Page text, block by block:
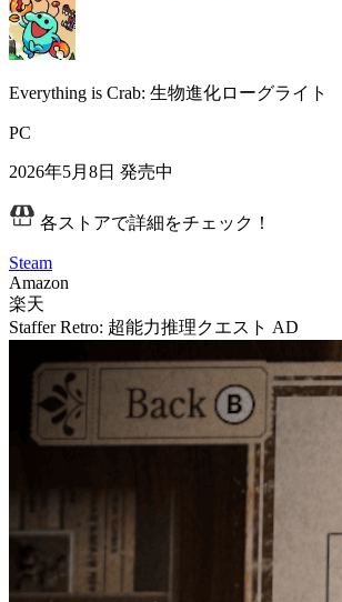
Everything is Crab: 生物進化ローグライト
PC
2026年5月8日 発売中
各ストアで詳細をチェック！
Steam
Amazon
楽天
Staffer Retro: 超能力推理クエスト AD